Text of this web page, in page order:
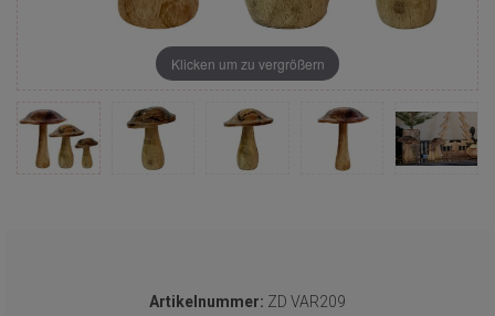
Klicken um zu vergrößern
Artikelnummer: ZD VAR209